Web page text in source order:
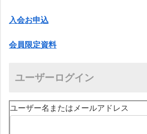
入会お申込
会員限定資料
ユーザーログイン
ユーザー名またはメールアドレス